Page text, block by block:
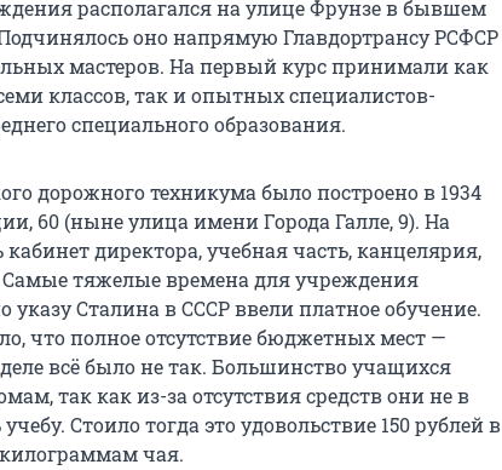
располагался на улице Фрунзе в бывшем
оно напрямую Главдортрансу РСФСР
мастеров. На первый курс принимали как
классов, так и опытных специалистов-
специального образования.
дорожного техникума было построено в 1934
60 (ныне улица имени Города Галле, 9). На
директора, учебная часть, канцелярия,
Самые тяжелые времена для учреждения
указу Сталина в СССР ввели платное обучение.
что полное отсутствие бюджетных мест —
всё было не так. Большинство учащихся
так как из-за отсутствия­ средств они не в
Стоило тогда это удовольствие 150 рублей в
килограммам чая.